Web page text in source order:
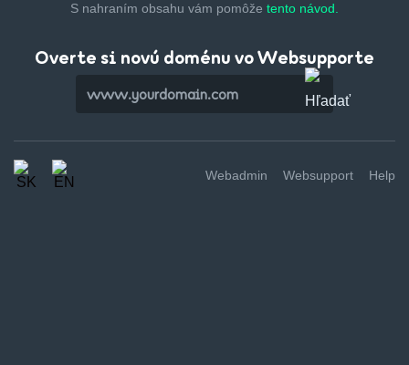
S nahraním obsahu vám pomôže tento návod.
Overte si novú doménu vo Websupporte
Webadmin Websupport Help